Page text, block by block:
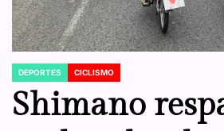
POSTED
IN
DEPORTES CICLISMO
Shimano